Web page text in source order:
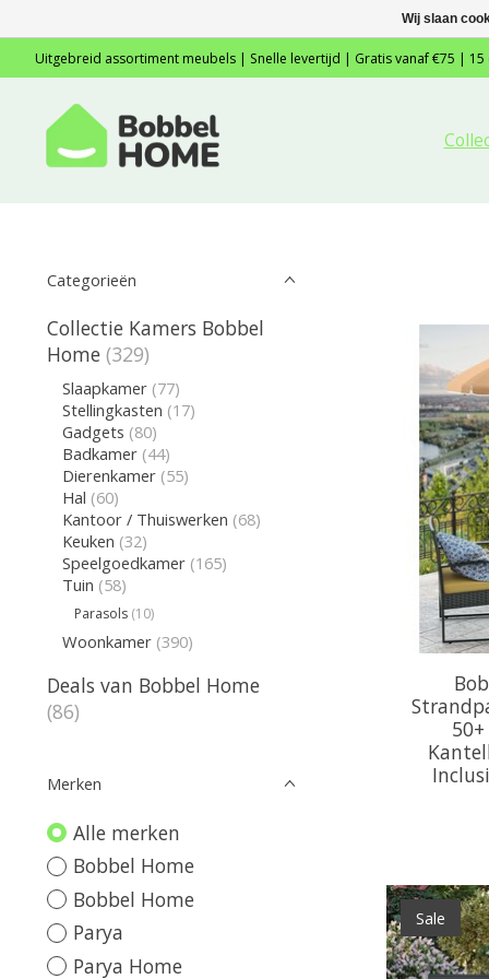
Uitgebreid assortiment meubels | Snelle levertijd | Gratis vanaf €75 | 15
Categorieën
Collectie Kamers Bobbel
Home (329)
Slaapkamer (77)
Stellingkasten (17)
Gadgets (80)
Badkamer (44)
Dierenkamer (55)
Hal (60)
Kantoor / Thuiswerken (68)
Keuken (32)
Speelgoedkamer (165)
Tuin (58)
Parasols (10)
Woonkamer (390)
Deals van Bobbel Home
(86)
Merken
Alle merken
Bobbel Home
Bobbel Home
Parya
Parya Home
Sale
Wij slaan